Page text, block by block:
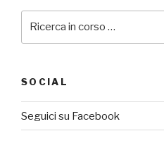
SOCIAL
Seguici su Facebook